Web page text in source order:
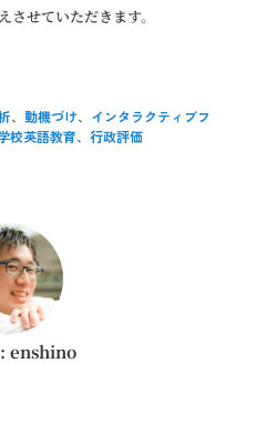
せていただきます。
、動機づけ、 インタラクティブフ
校英語教育、行政評価
enshino